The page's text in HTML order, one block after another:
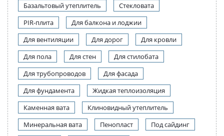
Базальтовый утеплитель
Стекловата
PIR-плита
Для балкона и лоджии
Для вентиляции
Для дорог
Для кровли
Для пола
Для стен
Для стилобата
Для трубопроводов
Для фасада
Для фундамента
Жидкая теплоизоляция
Каменная вата
Клиновидный утеплитель
Минеральная вата
Пенопласт
Под сайдинг